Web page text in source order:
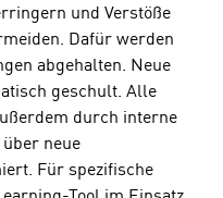
und Verstöße
Dafür werden
abgehalten. Neue
geschult. Alle
durch interne
neue
Für spezifische